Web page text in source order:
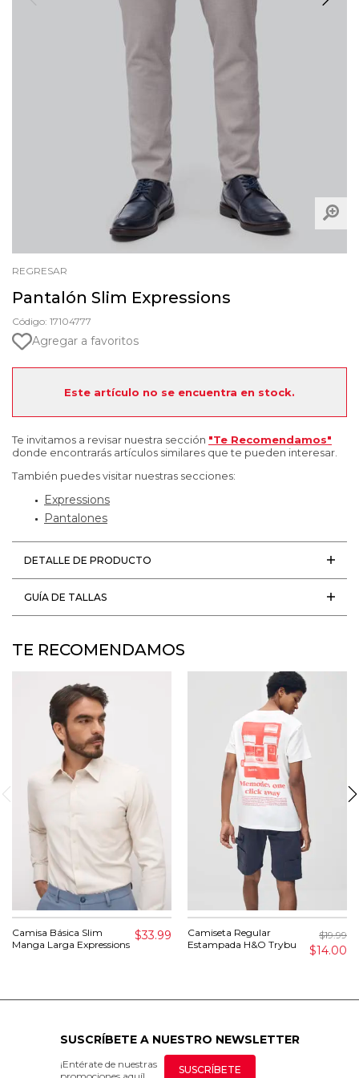
REGRESAR
Pantalón Slim Expressions
Código: 17104777
Agregar a favoritos
Este artículo no se encuentra en stock.
Te invitamos a revisar nuestra sección "Te Recomendamos"
donde encontrarás artículos similares que te pueden interesar.
También puedes visitar nuestras secciones:
Expressions
Pantalones
DETALLE DE PRODUCTO
GUÍA DE TALLAS
TE RECOMENDAMOS
Camisa Básica Slim
Manga Larga Expressions
$33.99
Camiseta Regular
Estampada H&O Trybu
$19.99
$14.00
SUSCRÍBETE A NUESTRO NEWSLETTER
¡Entérate de nuestras
SUSCRÍBETE